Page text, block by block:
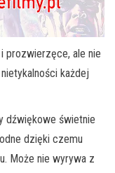
prozwierzęce, ale nie
każdej
dźwiękowe świetnie
dzięki czemu
Może nie wyrywa z